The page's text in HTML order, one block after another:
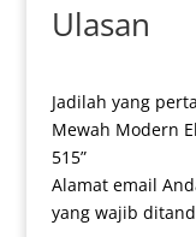
Ulasan
Jadilah yang
Mewah Modern
515”
Alamat email
yang wajib